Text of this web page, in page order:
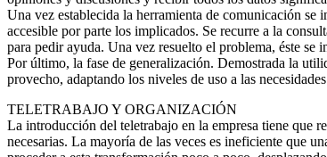
Una vez establecida la herramienta de comunicación
accesible por parte los implicados. Se recurre a la
para pedir ayuda. Una vez resuelto el problema, éste
Por último, la fase de generalización. Demostrada la
provecho, adaptando los niveles de uso a las
TELETRABAJO Y ORGANIZACIÓN
La introducción del teletrabajo en la empresa tiene que
necesarias. La mayoría de las veces es ineficiente que